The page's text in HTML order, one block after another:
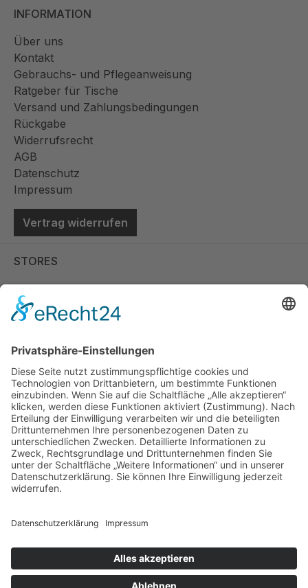
INFORMATION
Über uns
Kontakt
Gebrauchs- und Pflegeanweisung
Ratgeber für Tische
Versand und Zahlungsbedingungen
Rückgabe
Widerrufsrecht
AGB
Datenschutz
Impressum
Vertrag widerrufen
STORES
Store Viernheim
Store Berlin
Handelspartner Köln
SICHERE BEZAHLUNG
ZUVERLÄSSIGER VERSAND
Alle Preise inkl. gesetzl. Mehrwertsteuer zzgl.